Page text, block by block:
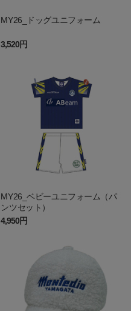
MY26_ドッグユニフォーム
3,520円
MY26_ベビーユニフォーム（パ
ンツセット）
4,950円